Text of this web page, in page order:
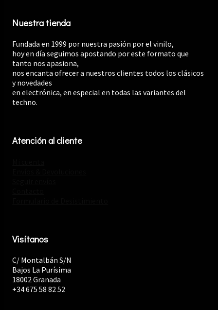
Nuestra tienda
Fundada en 1999 por nuestra pasión por el vinilo,
hoy en día seguimos apostando por este formato que
tanto nos apasiona,
nos encanta ofrecer a nuestros clientes todos los clásicos
y novedades
en electrónica, en especial en todas las variantes del
techno.
Atención al cliente
Visítanos
C/ Montalbán S/N
Bajos La Purísima
18002 Granada
+34 675 58 82 52